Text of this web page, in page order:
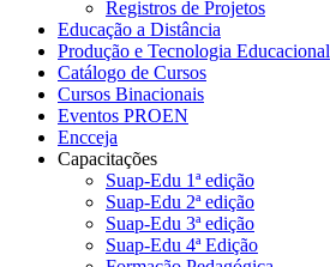
Registros de Projetos
Educação a Distância
Produção e Tecnologia Educacional
Catálogo de Cursos
Cursos Binacionais
Eventos PROEN
Encceja
Capacitações
Suap-Edu 1ª edição
Suap-Edu 2ª edição
Suap-Edu 3ª edição
Suap-Edu 4ª Edição